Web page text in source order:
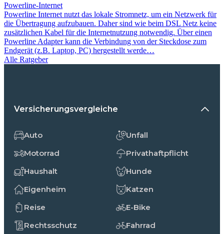
Powerline-Internet
Powerline Internet nutzt das lokale Stromnetz, um ein Netzwerk für
die Übertragung aufzubauen. Daher sind wie beim DSL Netz keine
zusätzlichen Kabel für die Internetnutzung notwendig. Über einen
Powerline Adapter kann die Verbindung von der Steckdose zum
Endgerät (z.B. Laptop, PC) hergestellt werde…
Alle Ratgeber
Versicherungsvergleiche
Auto
Motorrad
Haushalt
Eigenheim
Reise
Rechtsschutz
Unfall
Privathaftpflicht
Hunde
Katzen
E-Bike
Fahrrad